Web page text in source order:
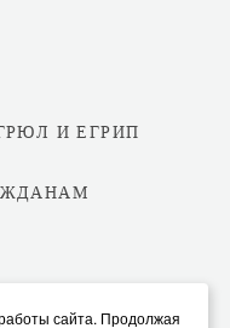
сайта. Продолжая
И ЕГРИП